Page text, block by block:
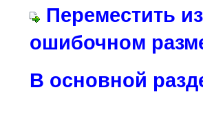
Переместить
ошибочном
В основной